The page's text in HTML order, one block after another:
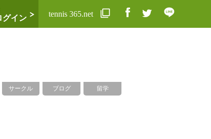
グイン tennis 365.net
サークル ブログ 留学